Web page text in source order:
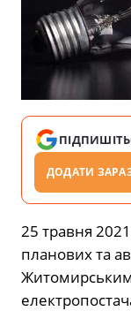
ДОДАТИ
25 травня
планових та